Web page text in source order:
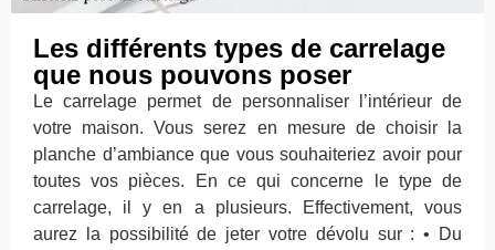
Les différents types de carrelage
que nous pouvons poser
Le carrelage permet de personnaliser l’intérieur de
votre maison. Vous serez en mesure de choisir la
planche d’ambiance que vous souhaiteriez avoir pour
toutes vos pièces. En ce qui concerne le type de
carrelage, il y en a plusieurs. Effectivement, vous
aurez la possibilité de jeter votre dévolu sur : • Du